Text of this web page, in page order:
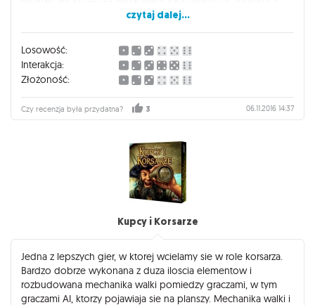
nimi mozliwosci jest tak wiele, ze nawet rozegranie ponad 50
gier nadal pozostawia niedosyt.
Na koniec warto wspomniec, ze samo wykonanie gry tez jest
na wysokim poziomie, dlatego gre zakupic warto, szczegolnie
jesli ktos ogladal serial i mu sie on podobal.
czytaj dalej...
Losowość:
Interakcja:
Złożoność:
Czy recenzja była przydatna? 3 06.11.2016 14:37
Kupcy i Korsarze
Jedna z lepszych gier, w ktorej wcielamy sie w role korsarza.
Bardzo dobrze wykonana z duza iloscia elementow i
rozbudowana mechanika walki pomiedzy graczami, w tym
graczami AI, ktorzy pojawiaja sie na planszy. Mechanika walki i